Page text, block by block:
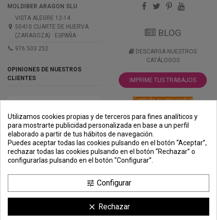
compra pormetros lineales. compra mínima:6 metros(entrega en barras de 3 metros)
MOLDIBER ARAGON SLU
VISTA ALEGRE 12-14
50410 CUARTE DE HUERVA
(ZARAGOZA) · ESPAÑA
976 503 252
OPINIONES DE NUESTROS
CLIENTES
BLOG
DESCARGA NUESTROS
CATÁLOGOS
IMPRIME TUS TRABAJOS
Controle su privacidad
PREMIOS
METODOS
DE PAGO
ENVÍO
COMERCIO
SEGURO
Utilizamos cookies propias y de terceros para fines analíticos y
para mostrarte publicidad personalizada en base a un perfil
elaborado a partir de tus hábitos de navegación.
Puedes aceptar todas las cookies pulsando en el botón “Aceptar”,
rechazar todas las cookies pulsando en el botón “Rechazar” o
configurarlas pulsando en el botón “Configurar”.
tune Configurar
clear Rechazar